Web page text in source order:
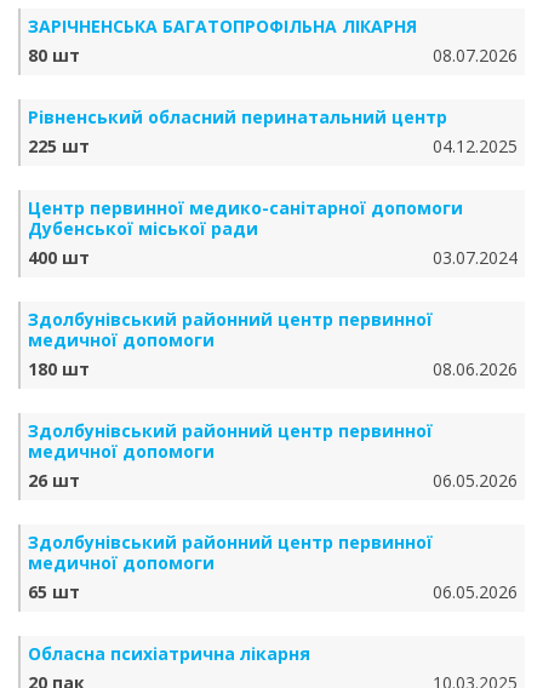
ЗАРІЧНЕНСЬКА БА­ГА­ТО­ПРО­ФІЛЬ­НА ЛІКАРНЯ
80 шт
08.07.2026
Рівненський обласний перинатальний центр
225 шт
04.12.2025
Центр первинної медико-санітарної допомоги
Дубенської міської ради
400 шт
03.07.2024
Здолбунівський районний центр первинної
медичної допомоги
180 шт
08.06.2026
Здолбунівський районний центр первинної
медичної допомоги
26 шт
06.05.2026
Здолбунівський районний центр первинної
медичної допомоги
65 шт
06.05.2026
Обласна психіатрична лікарня
20 пак
10.03.2025